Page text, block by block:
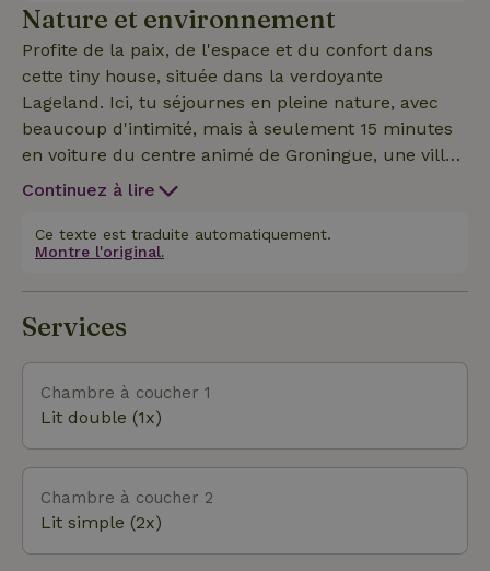
de rangement intelligents, c'est l'endroit idéal pour
se détendre et se relaxer.
Nature et environnement
Profite de la paix, de l'espace et du confort dans
cette tiny house, située dans la verdoyante
Lageland. Ici, tu séjournes en pleine nature, avec
beaucoup d'intimité, mais à seulement 15 minutes
en voiture du centre animé de Groningue, une ville
accueillante pleine de terrasses, de restaurants et
possibilités pour des vacances relaxantes, avec la
nature et la ville à portée de main.
Continuez à lire
Ce texte est traduite automatiquement.
Montre l'original.
Services
Chambre à coucher 1
Lit double (1x)
Chambre à coucher 2
Lit simple (2x)